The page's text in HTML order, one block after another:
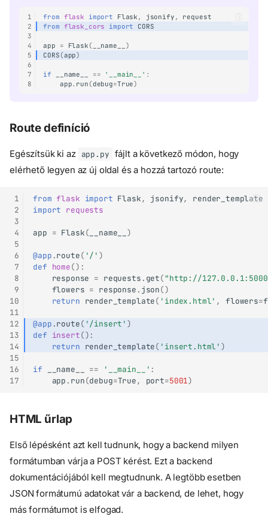
1
2
3
4
5
6
7
8
from flask import Flask , jsonify ,
request
from flask_cors import CORS
app = Flask ( __name__
)
CORS (app)
if __name__ == '__main__' :
app. run (debug=True)
Route definíció
Egészítsük ki az app.py fájlt a következő módon, hogy
elérhető legyen az új oldal és a hozzá tartozó route:
1
2
3
4
5
6
7
8
9
10
11
12
13
14
15
16
17
from flask import Flask, jsonify,
render_template
import requests
app = Flask( __name__ )
@app .route( '/' )
def home():
response = requests . get( "http://
flowers = response . json()
return render_template( 'index.html' , flowers=
@app .route( '/insert' )
def insert():
return render_template( 'insert.html' )
if __name__ == '__main__' :
app . run(debug=True, port=5001)
HTML űrlap
Első lépésként azt kell tudnunk, hogy a backend milyen
formátumban várja a POST kérést. Ezt a backend
dokumentációjából kell megtudnunk. A legtöbb esetben
JSON formátumú adatokat vár a backend, de lehet, hogy
más formátumot is elfogad.